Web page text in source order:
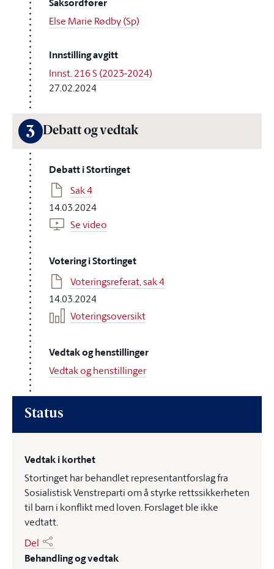
Else Marie Rødby (Sp)
Innstilling avgitt
Innst. 216 S (2023-2024)
27.02.2024
3 Debatt og vedtak
Debatt i Stortinget
Sak 4
14.03.2024
Se video
Votering i Stortinget
Voteringsreferat, sak 4
14.03.2024
Voteringsoversikt
Vedtak og henstillinger
Vedtak og henstillinger
Status
Vedtak i korthet
Stortinget har behandlet representantforslag fra
Sosialistisk Venstreparti om å styrke rettssikkerheten
til barn i konflikt med loven. Forslaget ble ikke
vedtatt.
Del
Behandling og vedtak